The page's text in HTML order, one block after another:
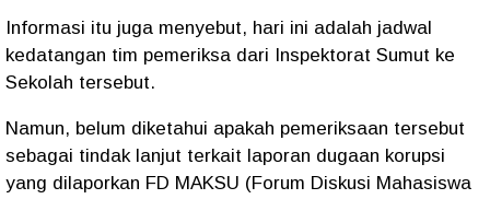
Informasi itu juga menyebut, hari ini adalah jadwal
kedatangan tim pemeriksa dari Inspektorat Sumut ke
Sekolah tersebut.
Namun, belum diketahui apakah pemeriksaan tersebut
sebagai tindak lanjut terkait laporan dugaan korupsi
yang dilaporkan FD MAKSU (Forum Diskusi Mahasiswa